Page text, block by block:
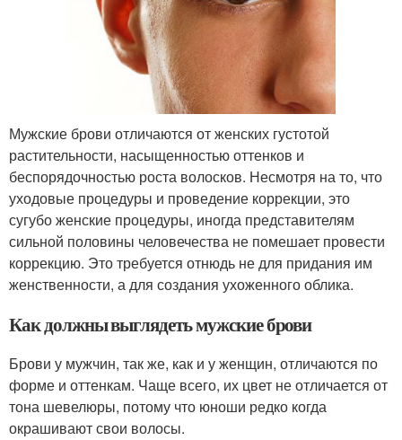
Мужские брови отличаются от женских густотой
растительности, насыщенностью оттенков и
беспорядочностью роста волосков. Несмотря на то, что
уходовые процедуры и проведение коррекции, это
сугубо женские процедуры, иногда представителям
сильной половины человечества не помешает провести
коррекцию. Это требуется отнюдь не для придания им
женственности, а для создания ухоженного облика.
Как должны выглядеть мужские брови
Брови у мужчин, так же, как и у женщин, отличаются по
форме и оттенкам. Чаще всего, их цвет не отличается от
тона шевелюры, потому что юноши редко когда
окрашивают свои волосы.